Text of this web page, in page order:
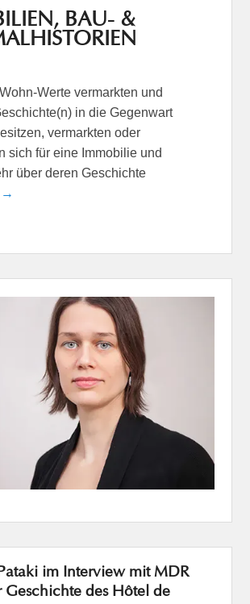
BAU- &
Werte vermarkten und
in die Gegenwart
vermarkten oder
sich für eine Immobilie und
über deren Geschichte
→
im Interview mit MDR
Geschichte des Hôtel de